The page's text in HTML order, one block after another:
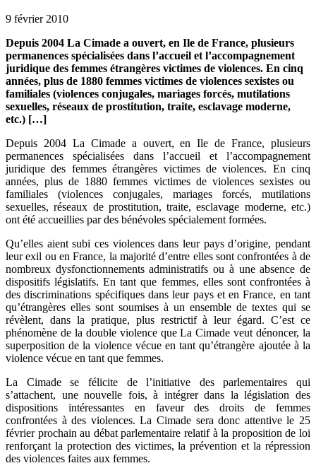
9 février 2010
Depuis 2004 La Cimade a ouvert, en Ile de France, plusieurs
permanences spécialisées dans l’accueil et l’accompagnement
juridique des femmes étrangères victimes de violences. En cinq
années, plus de 1880 femmes victimes de violences sexistes ou
familiales (violences conjugales, mariages forcés, mutilations
sexuelles, réseaux de prostitution, traite, esclavage moderne,
etc.) […]
Depuis 2004 La Cimade a ouvert, en Ile de France, plusieurs
permanences spécialisées dans l’accueil et l’accompagnement
juridique des femmes étrangères victimes de violences. En cinq
années, plus de 1880 femmes victimes de violences sexistes ou
familiales (violences conjugales, mariages forcés, mutilations
sexuelles, réseaux de prostitution, traite, esclavage moderne, etc.)
ont été accueillies par des bénévoles spécialement formées.
Qu’elles aient subi ces violences dans leur pays d’origine, pendant
leur exil ou en France, la majorité d’entre elles sont confrontées à de
nombreux dysfonctionnements administratifs ou à une absence de
dispositifs législatifs. En tant que femmes, elles sont confrontées à
des discriminations spécifiques dans leur pays et en France, en tant
qu’étrangères elles sont soumises à un ensemble de textes qui se
révèlent, dans la pratique, plus restrictif à leur égard. C’est ce
phénomène de la double violence que La Cimade veut dénoncer, la
superposition de la violence vécue en tant qu’étrangère ajoutée à la
violence vécue en tant que femmes.
La Cimade se félicite de l’initiative des parlementaires qui
s’attachent, une nouvelle fois, à intégrer dans la législation des
dispositions intéressantes en faveur des droits de femmes
confrontées à des violences. La Cimade sera donc attentive le 25
février prochain au débat parlementaire relatif à la proposition de loi
renforçant la protection des victimes, la prévention et la répression
des violences faites aux femmes.